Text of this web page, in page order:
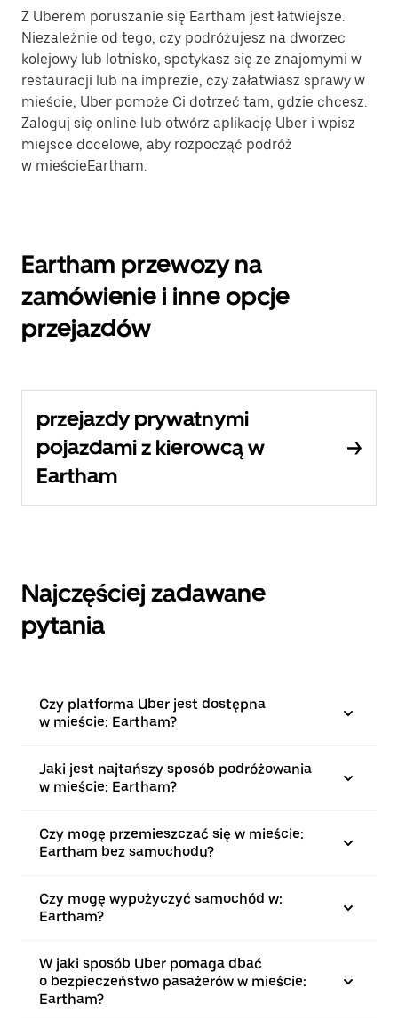
Z Uberem poruszanie się Eartham jest łatwiejsze.
Niezależnie od tego, czy podróżujesz na dworzec
kolejowy lub lotnisko, spotykasz się ze znajomymi w
restauracji lub na imprezie, czy załatwiasz sprawy w
mieście, Uber pomoże Ci dotrzeć tam, gdzie chcesz.
Zaloguj się online lub otwórz aplikację Uber i wpisz
miejsce docelowe, aby rozpocząć podróż
w mieścieEartham.
Eartham przewozy na
zamówienie i inne opcje
przejazdów
przejazdy prywatnymi
pojazdami z kierowcą w
Eartham
Najczęściej zadawane
pytania
Czy platforma Uber jest dostępna
w mieście: Eartham?
Jaki jest najtańszy sposób podróżowania
w mieście: Eartham?
Czy mogę przemieszczać się w mieście:
Eartham bez samochodu?
Czy mogę wypożyczyć samochód w:
Eartham?
W jaki sposób Uber pomaga dbać
o bezpieczeństwo pasażerów w mieście:
Eartham?